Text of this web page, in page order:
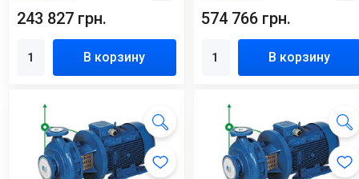
243 827 грн.
В корзину
574 766 грн.
В корзину